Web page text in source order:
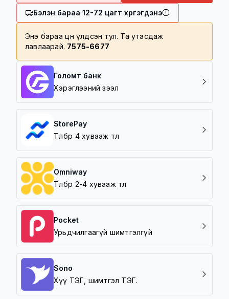
Бэлэн бараа 12-72 цагт хүргэгдэнэ
үнийн дүнтэй барааг үнэгүй хүргэнэ
100,000 төгрөг дотор үнийн дүнтэй
барааг 5000 төгрөгөөр хүргэнэ
Хүргэлтийн бүс
Баруун зүг /5 шар/
Зүүн зүг /Амгалан/
Урд зүг /Зайсан, Архивын ерөнхий
газар/
Энэ бараа цөөн үлдсэн тул. Та утасдаж
лавлаарай. 7575-6677
Голомт банк
Хэрэглээний зээл
StorePay
Төлбөрөө 4 хувааж төл
Omniway
Төлбөрөө 2-4 хувааж төл
Pocket
Урьдчилгаагүй шимтгэлгүй
Sono
Хүү ТЭГ, шимтгэл ТЭГ.